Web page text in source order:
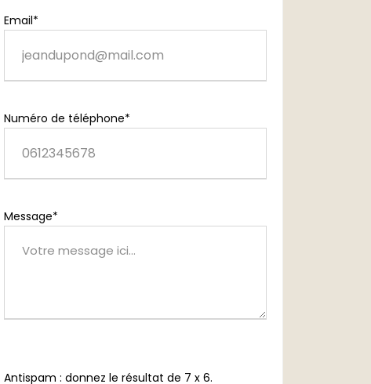
Email*
Numéro de téléphone*
Message*
Antispam : donnez le résultat de 7 x 6.